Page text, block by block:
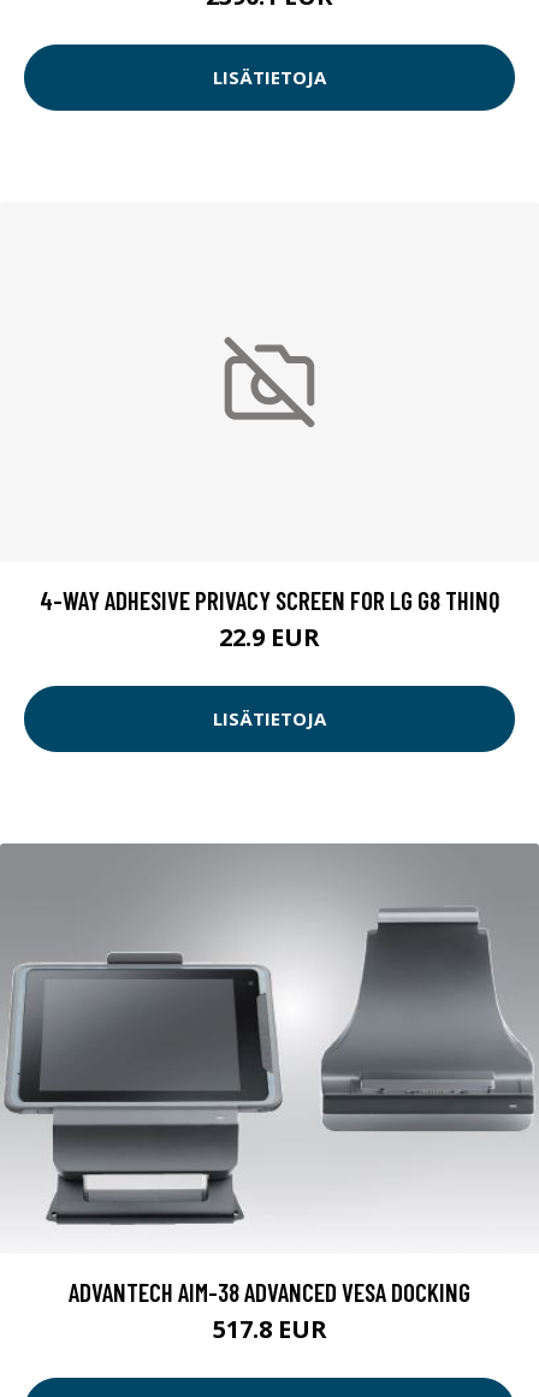
LISÄTIETOJA
4-WAY ADHESIVE PRIVACY SCREEN FOR LG G8 THINQ
22.9 EUR
LISÄTIETOJA
ADVANTECH AIM-38 ADVANCED VESA DOCKING
517.8 EUR